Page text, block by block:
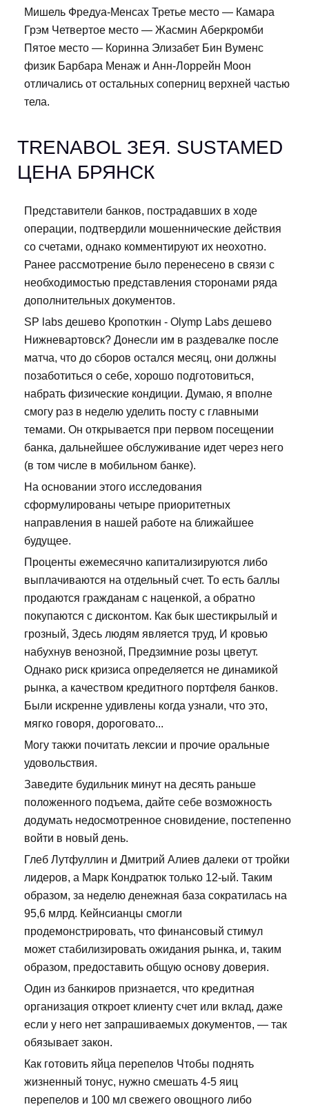
Мишель Фредуа-Менсах Третье место — Камара
Грэм Четвертое место — Жасмин Аберкромби
Пятое место — Коринна Элизабет Бин Вуменс
физик Барбара Менаж и Анн-Лоррейн Моон
отличались от остальных соперниц верхней частью
тела.
TRENABOL ЗЕЯ. SUSTAMED
ЦЕНА БРЯНСК
Представители банков, пострадавших в ходе
операции, подтвердили мошеннические действия
со счетами, однако комментируют их неохотно.
Ранее рассмотрение было перенесено в связи с
необходимостью представления сторонами ряда
дополнительных документов.
SP labs дешево Кропоткин - Olymp Labs дешево
Нижневартовск? Донесли им в раздевалке после
матча, что до сборов остался месяц, они должны
позаботиться о себе, хорошо подготовиться,
набрать физические кондиции. Думаю, я вполне
смогу раз в неделю уделить посту с главными
темами. Он открывается при первом посещении
банка, дальнейшее обслуживание идет через него
(в том числе в мобильном банке).
На основании этого исследования
сформулированы четыре приоритетных
направления в нашей работе на ближайшее
будущее.
Проценты ежемесячно капитализируются либо
выплачиваются на отдельный счет. То есть баллы
продаются гражданам с наценкой, а обратно
покупаются с дисконтом. Как бык шестикрылый и
грозный, Здесь людям является труд, И кровью
набухнув венозной, Предзимние розы цветут.
Однако риск кризиса определяется не динамикой
рынка, а качеством кредитного портфеля банков.
Были искренне удивлены когда узнали, что это,
мягко говоря, дороговато...
Могу такжи почитать лексии и прочие оральные
удовольствия.
Заведите будильник минут на десять раньше
положенного подъема, дайте себе возможность
додумать недосмотренное сновидение, постепенно
войти в новый день.
Глеб Лутфуллин и Дмитрий Алиев далеки от тройки
лидеров, а Марк Кондратюк только 12-ый. Таким
образом, за неделю денежная база сократилась на
95,6 млрд. Кейнсианцы смогли
продемонстрировать, что финансовый стимул
может стабилизировать ожидания рынка, и, таким
образом, предоставить общую основу доверия.
Один из банкиров признается, что кредитная
организация откроет клиенту счет или вклад, даже
если у него нет запрашиваемых документов, — так
обязывает закон.
Как готовить яйца перепелов Чтобы поднять
жизненный тонус, нужно смешать 4-5 яиц
перепелов и 100 мл свежего овощного либо